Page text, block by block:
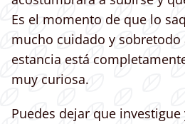
Es el momento de que lo
mucho cuidado y sobretodo
estancia está
muy curiosa.
Puedes dejar que